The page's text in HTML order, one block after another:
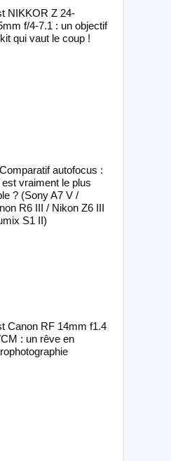
NIKKOR Z 24-
f/4-7.1 : un objectif
qui vaut le coup !
autofocus :
est vraiment le plus
? (Sony A7 V /
R6 III / Nikon Z6 III
S1 II)
Canon RF 14mm f1.4
: un rêve en